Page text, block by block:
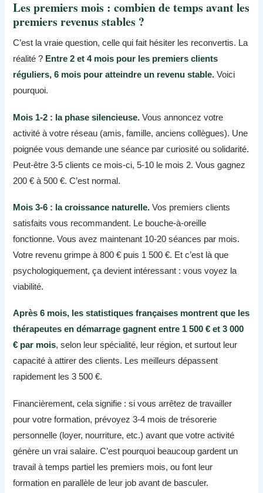
Les premiers mois : combien de temps avant les
premiers revenus stables ?
C’est la vraie question, celle qui fait hésiter les reconvertis. La
réalité ? Entre 2 et 4 mois pour les premiers clients
réguliers, 6 mois pour atteindre un revenu stable. Voici
pourquoi.
Mois 1-2 : la phase silencieuse. Vous annoncez votre
activité à votre réseau (amis, famille, anciens collègues). Une
poignée vous demande une séance par curiosité ou solidarité.
Peut-être 3-5 clients ce mois-ci, 5-10 le mois 2. Vous gagnez
200 € à 500 €. C’est normal.
Mois 3-6 : la croissance naturelle. Vos premiers clients
satisfaits vous recommandent. Le bouche-à-oreille
fonctionne. Vous avez maintenant 10-20 séances par mois.
Votre revenu grimpe à 800 € puis 1 500 €. Et c’est là que
psychologiquement, ça devient intéressant : vous voyez la
viabilité.
Après 6 mois, les statistiques françaises montrent que les
thérapeutes en démarrage gagnent entre 1 500 € et 3 000
€ par mois, selon leur spécialité, leur région, et surtout leur
capacité à attirer des clients. Les meilleurs dépassent
rapidement les 3 500 €.
Financièrement, cela signifie : si vous arrêtez de travailler
pour votre formation, prévoyez 3-4 mois de trésorerie
personnelle (loyer, nourriture, etc.) avant que votre activité
génère un vrai salaire. C’est pourquoi beaucoup gardent un
travail à temps partiel les premiers mois, ou font leur
formation en parallèle de leur job avant de basculer.